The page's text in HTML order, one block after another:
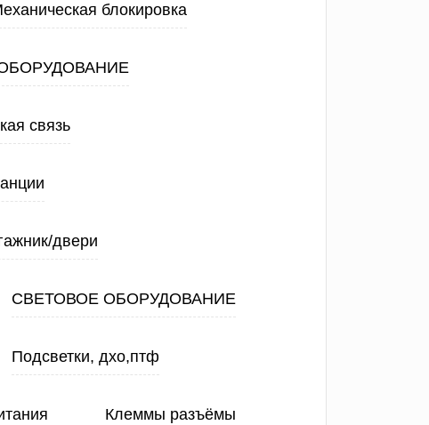
блокировка
связь
двери
СВЕТОВОЕ ОБОРУДОВАНИЕ
Подсветки, дхо,птф
Клеммы разъёмы